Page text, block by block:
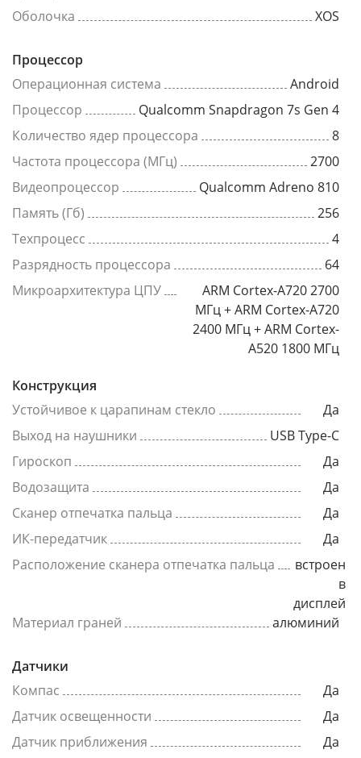
Оболочка
XOS
Процессор
Операционная система
Android
Процессор
Qualcomm Snapdragon 7s Gen 4
Количество ядер процессора
8
Частота процессора (МГц)
2700
Видеопроцессор
Qualcomm Adreno 810
Память (Гб)
256
Техпроцесс
4
Разрядность процессора
64
Микроархитектура ЦПУ
ARM Cortex-A720 2700
МГц + ARM Cortex-A720
2400 МГц + ARM Cortex-
A520 1800 МГц
Конструкция
Устойчивое к царапинам стекло
Да
Выход на наушники
USB Type-C
Гироскоп
Да
Водозащита
Да
Сканер отпечатка пальца
Да
ИК-передатчик
Да
Расположение сканера отпечатка пальца
встроен
в
дисплей
Материал граней
алюминий
Датчики
Компас
Да
Датчик освещенности
Да
Датчик приближения
Да